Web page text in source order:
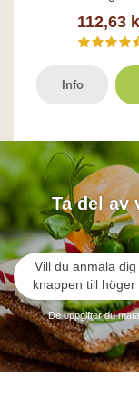
112,63
Info
Ta del av
Vill du anmäla
knappen till höger
De uppgifter du